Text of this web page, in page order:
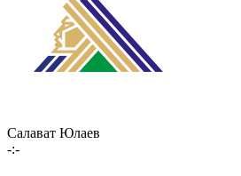
Салават Юлаев
-:-